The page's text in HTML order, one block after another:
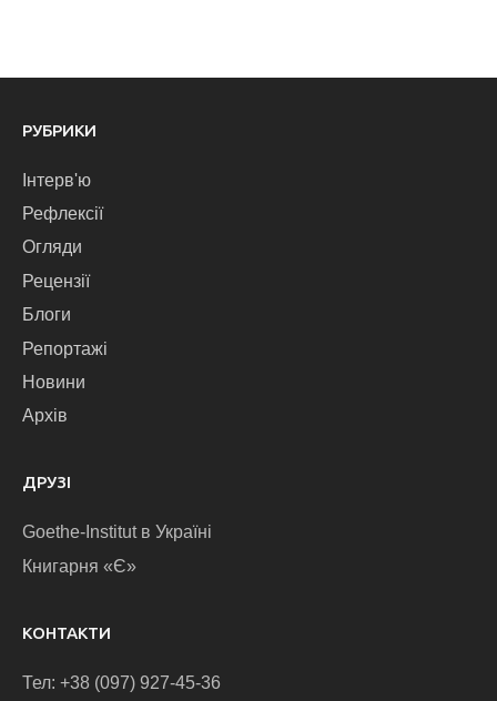
РУБРИКИ
Інтерв'ю
Рефлексії
Огляди
Рецензії
Блоги
Репортажі
Новини
Архів
ДРУЗІ
Goethe-Institut в Україні
Книгарня «Є»
КОНТАКТИ
Тел: +38 (097) 927-45-36